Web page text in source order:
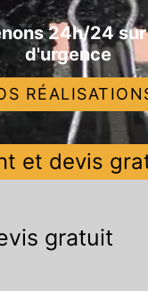
24h/24
d'urgence
et devis
gratuit